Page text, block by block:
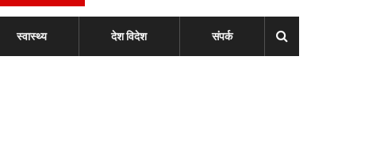
स्वास्थ्य देश विदेश संपर्क